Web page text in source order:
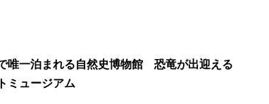
唯一泊まれる自然史博物館 恐竜が出迎える
ミュージアム